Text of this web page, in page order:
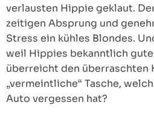
verlausten Hippie geklaut.
zeitigen Absprung und
Stress ein kühles Blondes.
weil Hippies bekanntlich gute
überreicht den überraschten
„vermeintliche“ Tasche,
Auto vergessen hat?